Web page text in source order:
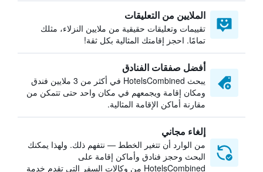
الملايين من التعليقات
تقييمات وتعليقات حقيقية من ملايين النزلاء، مثلك
تمامًا. احجز إقامتك المثالية بكل ثقة!
أفضل صفقات الفنادق
يبحث HotelsCombined في أكثر من 3 ملايين فندق
ومكان إقامة ويجمعهم في مكان واحد حتى تتمكن من
مقارنة أماكن الإقامة المثالية.
إلغاء مجاني
من الوارد أن تتغير الخطط — نتفهم ذلك. ولهذا يمكنك
البحث وحجز فنادق وأماكن إقامة على
HotelsCombined من وكالات السفر التي تقدم خدمة